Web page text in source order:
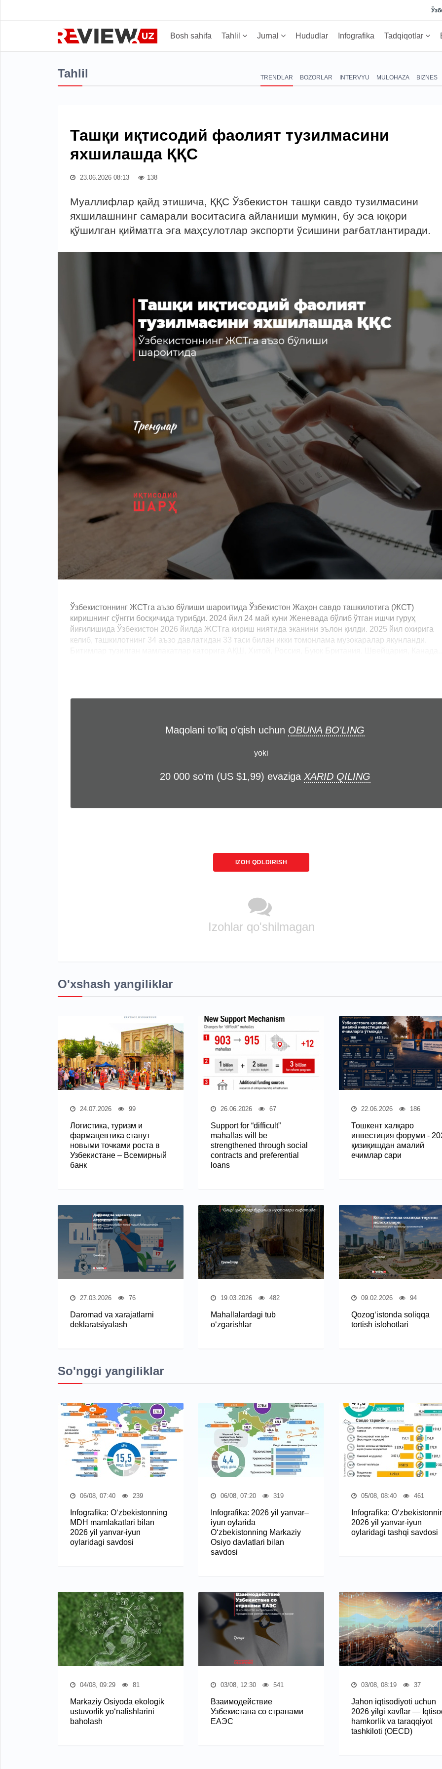
Bosh sahifa Tahlil Jurnal Hududlar Infografika Tadqiqotlar
Tahlil TRENDLAR BOZORLAR INTERVYU MULOHAZA BIZNES
Ташқи иқтисодий фаолият тузилмасини
яхшилашда ҚҚС
23.06.2026 08:13 138
Муаллифлар қайд этишича, ҚҚС Ўзбекистон ташқи савдо тузилмасини
яхшилашнинг самарали воситасига айланиши мумкин, бу эса юқори
қўшилган қийматга эга маҳсулотлар экспорти ўсишини рағбатлантиради.
Ўзбекистоннинг ЖСТга аъзо бўлиши шароитида Ўзбекистон Жаҳон савдо ташкилотига (ЖСТ)
киришнинг сўнгги босқичида турибди. 2024 йил 24 май куни Женевада бўлиб ўтган ишчи гуруҳ
йиғилишида Ўзбекистон 2026 йилда ЖСТга кириш ниятида эканини эълон қилди. 2025 йил охирига
келиб, ташкилотнинг 34 аъзо давлатидан 33 таси билан икки томонлама музокаралар якунланди.
Maqolani to'liq o'qish uchun OBUNA BO'LING
yoki
20 000 soʻm (US $1,99) evaziga XARID QILING
IZOH QOLDIRISH
Izohlar qo'shilmagan
O'xshash yangiliklar
24.07.2026 99
Логистика, туризм и
фармацевтика станут
новыми точками роста в
Узбекистане – Всемирный
банк
26.06.2026 67
Support for “difficult”
mahallas will be
strengthened through social
contracts and preferential
loans
22.06.2026 186
Тошкент халқаро
инвестиция форуми -
қизиқишдан амалий
ечимлар сари
27.03.2026 76
Daromad va xarajatlarni
deklaratsiyalash
19.03.2026 482
Mahallalardagi tub
o‘zgarishlar
09.02.2026 94
Qozog‘istonda soliqqa
tortish islohotlari
So'nggi yangiliklar
06/08, 07:40 239
Infografika: O‘zbekistonning
MDH mamlakatlari bilan
2026 yil yanvar-iyun
oylaridagi savdosi
06/08, 07:20 319
Infografika: 2026 yil yanvar–
iyun oylarida
O‘zbekistonning Markaziy
Osiyo davlatlari bilan
savdosi
05/08, 08:40 461
Infografika:
2026 yil yanvar-iyun
oylaridagi tashqi savdosi
04/08, 09:29 81
Markaziy Osiyoda ekologik
ustuvorlik yo‘nalishlarini
baholash
03/08, 12:30 541
Взаимодействие
Узбекистана со странами
ЕАЭС
03/08, 08:19 37
Jahon iqtisodiyoti uchun
2026 yilgi xavflar —
hamkorlik va taraqqiyot
tashkiloti (OECD)